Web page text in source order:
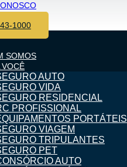
1000
SOMOS
VOCÊ
AUTO
VIDA
RESIDENCIAL
PROFISSIONAL
PORTÁTEIS
VIAGEM
TRIPULANTES
PET
AUTO